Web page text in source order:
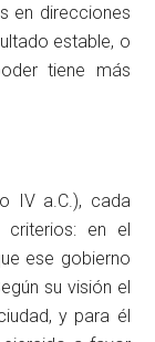
en direcciones
estable, o
tiene más
IV a.C.), cada
en el
ese gobierno
su visión el
y para él